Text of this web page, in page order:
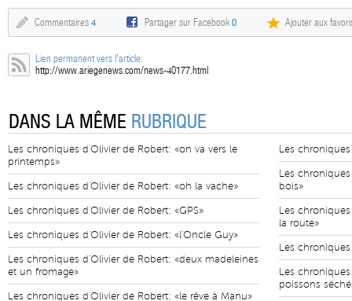
Commentaires 4 Partager sur Facebook0 Ajouter aux
Lien permanent vers l'article:
http://www.ariegenews.com/news-40177.html
DANS LA MÊME RUBRIQUE
Les chroniques d'Olivier de Robert: «on va vers le
printemps»
Les chroniques d'Olivier de Robert: «oh la vache»
Les chroniques d'Olivier de Robert: «GPS»
Les chroniques d'Olivier de Robert: «l'Oncle Guy»
Les chroniques d'Olivier de Robert: «deux madeleines
et un fromage»
Les chroniques d'Olivier de Robert: «le rêve à Manu»
Les
Les
bois»
Les
la route»
Les
Les
poissons